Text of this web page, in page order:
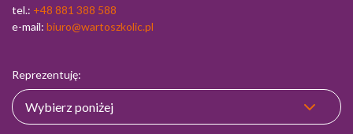
tel.: +48 881 388 588
e-mail: biuro@wartoszkolic.pl
Reprezentuję: